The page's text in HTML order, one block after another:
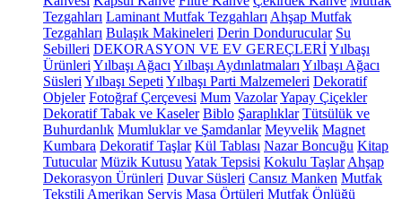
Tezgahları Laminant Mutfak Tezgahları Ahşap Mutfak
Tezgahları Bulaşık Makineleri Derin Dondurucular Su
Sebilleri DEKORASYON VE EV GEREÇLERİYılbaşı
Ürünleri Yılbaşı Ağacı Yılbaşı Aydınlatmaları Yılbaşı Ağacı
Süsleri Yılbaşı Sepeti Yılbaşı Parti Malzemeleri Dekoratif
Objeler Fotoğraf Çerçevesi Mum VazolarYapay Çiçekler
Dekoratif Tabak ve Kaseler Biblo Şaraplıklar Tütsülük ve
Buhurdanlık Mumluklar ve Şamdanlar Meyvelik Magnet
Kumbara Dekoratif Taşlar Kül Tablası Nazar Boncuğu Kitap
Tutucular Müzik Kutusu Yatak Tepsisi Kokulu Taşlar Ahşap
Dekorasyon Ürünleri Duvar Süsleri Cansız Manken Mutfak
Tekstili Amerikan Servis Masa Örtüleri Mutfak Önlüğü